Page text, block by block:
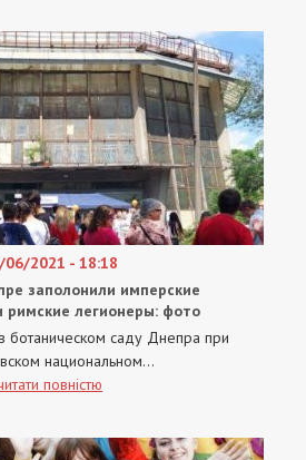
06/2021 - 18:18
заполонили имперские
римские легионеры: фото
ботаническом саду Днепра при
национальном...
повністю